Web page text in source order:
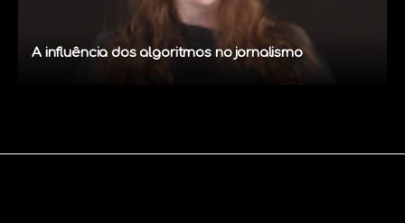
A influência dos algoritmos no jornalismo